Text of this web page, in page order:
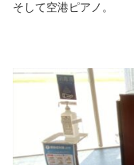
そして空港ピアノ。